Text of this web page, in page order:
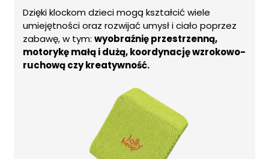
Dzięki klockom dzieci mogą kształcić wiele
umiejętności oraz rozwijać umysł i ciało poprzez
zabawę, w tym: wyobraźnię przestrzenną,
motorykę małą i dużą, koordynację wzrokowo-
ruchową czy kreatywność.